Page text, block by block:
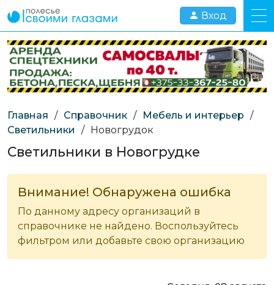
Вход
Главная / Справочник / Мебель и интерьер /
Светильники
/ Новогрудок
Светильники в Новогрудке
Внимание! Обнаружена ошибка
По данному адресу организаций в
справочнике не найдено. Воспользуйтесь
фильтром или добавьте свою организацию